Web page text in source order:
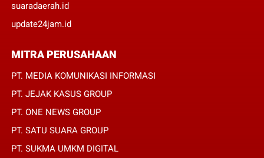
suaradaerah.id
update24jam.id
MITRA PERUSAHAAN
PT. MEDIA KOMUNIKASI INFORMASI
PT. JEJAK KASUS GROUP
PT. ONE NEWS GROUP
PT. SATU SUARA GROUP
PT. SUKMA UMKM DIGITAL